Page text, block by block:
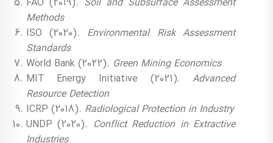
FAO (2019). Soil and Subsurface Assessment
Methods
ISO (2020). Environmental Risk Assessment
Standards
World Bank (2022). Green Mining Economics
MIT Energy Initiative (2021).Advanced
Resource Detection
ICRP (2018). Radiological Protection in Industry
UNDP (2020). Conflict Reduction in Extractive
Industries